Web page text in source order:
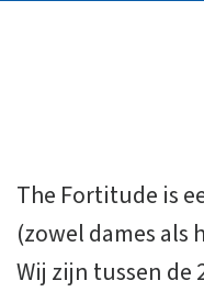
The Fortitude is
(zowel dames als
Wij zijn tussen de